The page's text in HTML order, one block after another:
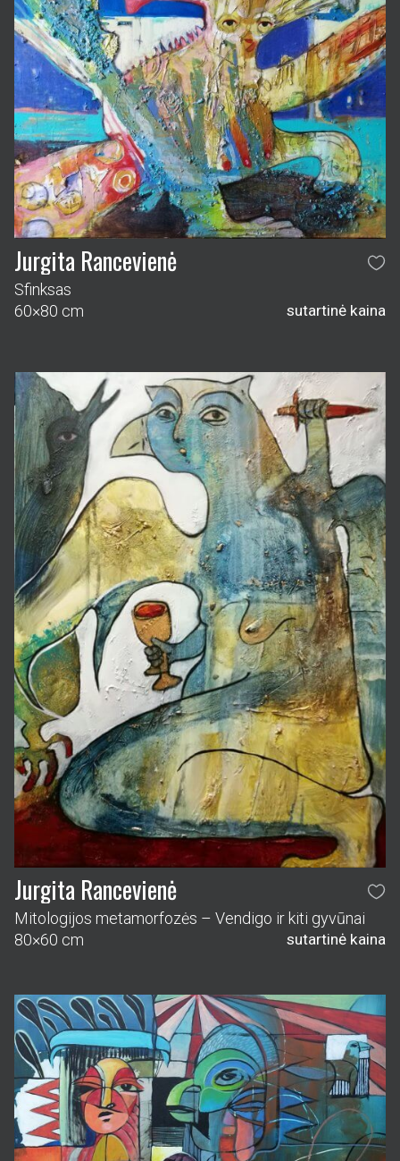
Jurgita Rancevienė
Sfinksas
60×80 cm
sutartinė kaina
Jurgita Rancevienė
Mitologijos metamorfozės – Vendigo ir kiti gyvūnai
80×60 cm
sutartinė kaina